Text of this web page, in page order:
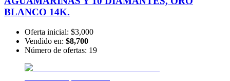
BLANCO 14K.
Oferta inicial: $3,000
Vendido en: $8,700
Número de ofertas: 19